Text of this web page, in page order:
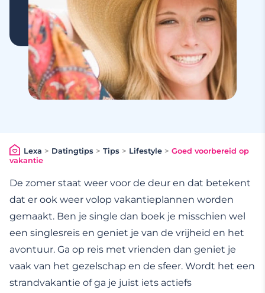
Lexa > Datingtips > Tips > Lifestyle > Goed voorbereid op
vakantie
De zomer staat weer voor de deur en dat betekent
dat er ook weer volop vakantieplannen worden
gemaakt. Ben je single dan boek je misschien wel
een singlesreis en geniet je van de vrijheid en het
avontuur. Ga op reis met vrienden dan geniet je
vaak van het gezelschap en de sfeer. Wordt het een
strandvakantie of ga je juist iets actiefs